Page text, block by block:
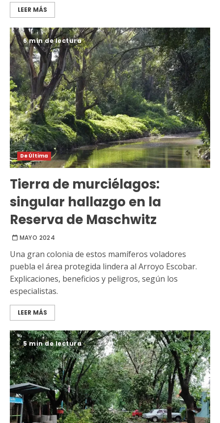
LEER MÁS
6 min de lectura
De Última
Tierra de murciélagos:
singular hallazgo en la
Reserva de Maschwitz
MAYO 2024
Una gran colonia de estos mamíferos voladores
puebla el área protegida lindera al Arroyo Escobar.
Explicaciones, beneficios y peligros, según los
especialistas.
LEER MÁS
5 min de lectura